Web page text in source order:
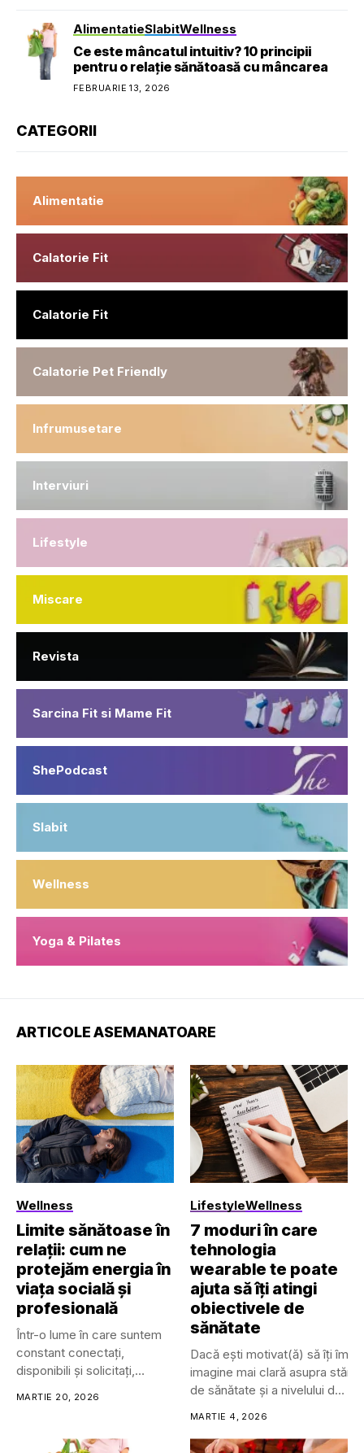
AlimentatieSlabitWellness
Ce este mâncatul intuitiv? 10 principii
pentru o relație sănătoasă cu mâncarea
FEBRUARIE 13, 2026
CATEGORII
Alimentatie
Calatorie Fit
Calatorie Fit
Calatorie Pet Friendly
Infrumusetare
Interviuri
Lifestyle
Miscare
Revista
Sarcina Fit si Mame Fit
ShePodcast
Slabit
Wellness
Yoga & Pilates
ARTICOLE ASEMANATOARE
Wellness
Limite sănătoase în
relații: cum ne
protejăm energia în
viața socială și
profesională
Într-o lume în care suntem
constant conectați,
disponibili și solicitați,
MARTIE 20, 2026
LifestyleWellness
7 moduri în care
tehnologia
wearable te poate
ajuta să îți atingi
obiectivele de
sănătate
Dacă ești motivat(ă) să îți
imagine mai clară asupra stării
de sănătate și a nivelului de
Trackerele de sănătate și
pot avea mai multe forme,
MARTIE 4, 2026